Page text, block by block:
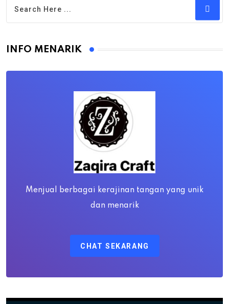
INFO MENARIK
Menjual berbagai kerajinan tangan yang unik
dan menarik
CHAT SEKARANG